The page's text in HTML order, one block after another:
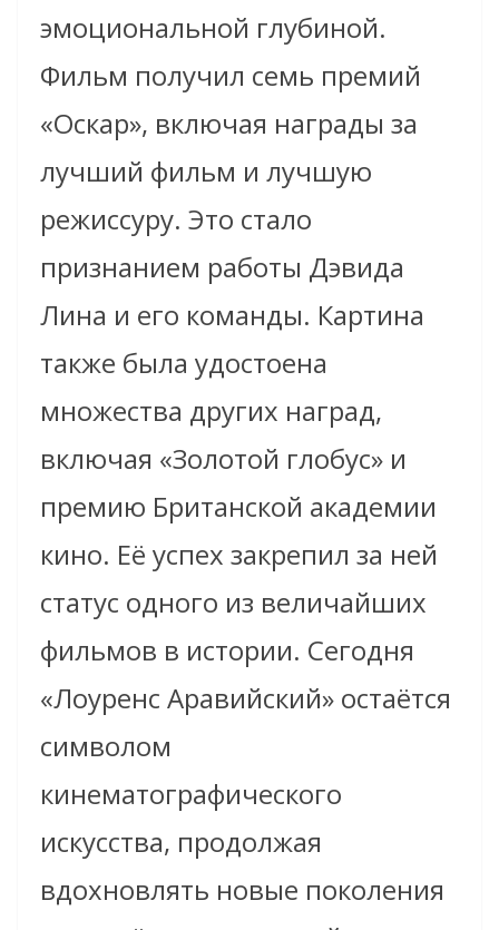
эмоциональной глубиной.
Фильм получил семь премий
«Оскар», включая награды за
лучший фильм и лучшую
режиссуру. Это стало
признанием работы Дэвида
Лина и его команды. Картина
также была удостоена
множества других наград,
включая «Золотой глобус» и
премию Британской академии
кино. Её успех закрепил за ней
статус одного из величайших
фильмов в истории. Сегодня
«Лоуренс Аравийский» остаётся
символом
кинематографического
искусства, продолжая
вдохновлять новые поколения